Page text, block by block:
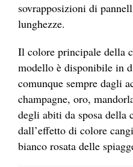
sovrapposizioni di
lunghezze.
Il colore principale della
modello è disponibile in
comunque sempre dagli
champagne, oro,
degli abiti da sposa della
dall’effetto di colore
bianco rosata delle